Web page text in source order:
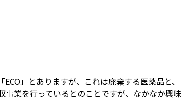
」とありますが、これは廃棄する医薬品と、
業を行っているとのことですが、なかなか興味